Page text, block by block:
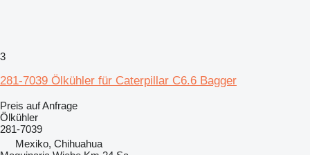
3
281-7039 Ölkühler für Caterpillar C6.6 Bagger
Preis auf Anfrage
Ölkühler
281-7039
Mexiko, Chihuahua